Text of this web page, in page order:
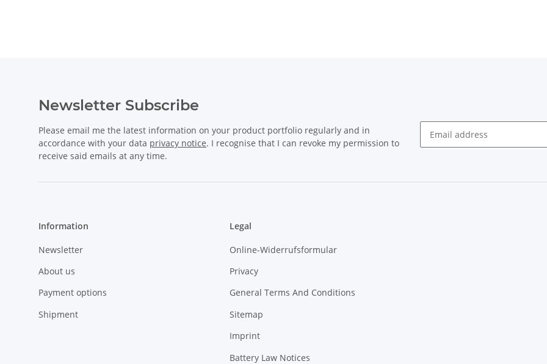
Newsletter Subscribe
Please email me the latest information on your product portfolio regularly and in
accordance with your data privacy notice. I recognise that I can revoke my permission to
receive said emails at any time.
Information
Newsletter
About us
Payment options
Shipment
Legal
Online-Widerrufsformular
Privacy
General Terms And Conditions
Sitemap
Imprint
Battery Law Notices